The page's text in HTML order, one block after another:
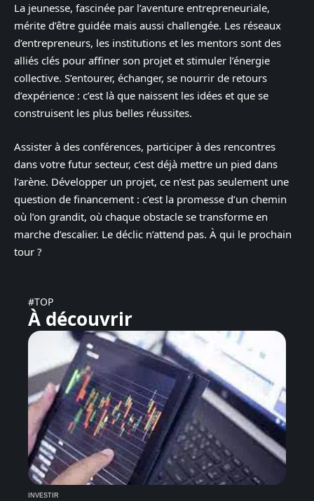
La jeunesse, fascinée par l’aventure entrepreneuriale,
mérite d’être guidée mais aussi challengée. Les réseaux
d’entrepreneurs, les institutions et les mentors sont des
alliés clés pour affiner son projet et stimuler l’énergie
collective. S’entourer, échanger, se nourrir de retours
d’expérience : c’est là que naissent les idées et que se
construisent les plus belles réussites.
Assister à des conférences, participer à des rencontres
dans votre futur secteur, c’est déjà mettre un pied dans
l’arène. Développer un projet, ce n’est pas seulement une
question de financement : c’est la promesse d’un chemin
où l’on grandit, où chaque obstacle se transforme en
marche d’escalier. Le déclic n’attend pas. À qui le prochain
tour ?
#TOP
À découvrir
INVESTIR